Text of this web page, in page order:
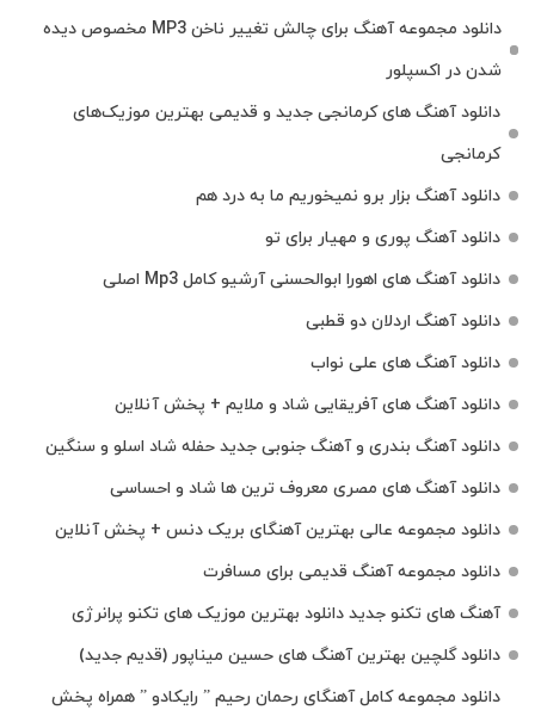
دانلود مجموعه آهنگ برای چالش تغییر ناخن MP3 مخصوص دیده
شدن در اکسپلور
دانلود آهنگ‌ های کرمانجی جدید و قدیمی بهترین موزیک‌های
کرمانجی
دانلود آهنگ بزار برو نمیخوریم ما به درد هم
دانلود آهنگ پوری و مهیار برای تو
دانلود آهنگ های اهورا ابوالحسنی آرشیو کامل Mp3 اصلی
دانلود آهنگ اردلان دو قطبی
دانلود آهنگ های علی نواب
دانلود آهنگ های آفریقایی شاد و ملایم + پخش آنلاین
دانلود آهنگ بندری و آهنگ جنوبی جدید حفله شاد اسلو و سنگین
دانلود آهنگ های مصری معروف ترین ها شاد و احساسی
دانلود مجموعه عالی بهترین آهنگای بریک دنس + پخش آنلاین
دانلود مجموعه آهنگ قدیمی برای مسافرت
آهنگ های تکنو جدید دانلود بهترین موزیک های تکنو پرانرژی
دانلود گلچین بهترین آهنگ های حسین میناپور (قدیم جدید)
دانلود مجموعه کامل آهنگای رحمان رحیم ” رایکادو ” همراه پخش